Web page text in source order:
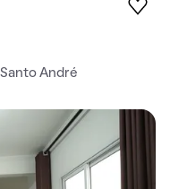
Santo André